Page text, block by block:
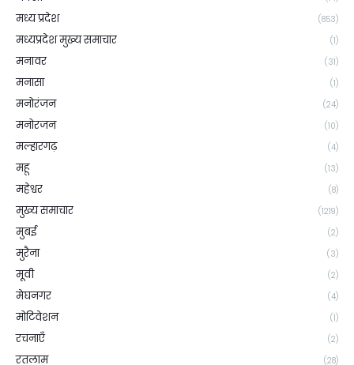
मध्य प्रदेश (853)
मध्यप्रदेश मुख्य समाचार (1)
मनावर (31)
मनासा (1)
मनोरंजन (24)
मनोरजन (10)
मल्हारगढ़ (4)
महू (13)
महेश्वर (8)
मुख्य समाचार (1219)
मुबई (2)
मुरैना (3)
मूवी (2)
मेघनगर (4)
मोटिवेशन (1)
रचनाएँ (2)
रतलाम (28)